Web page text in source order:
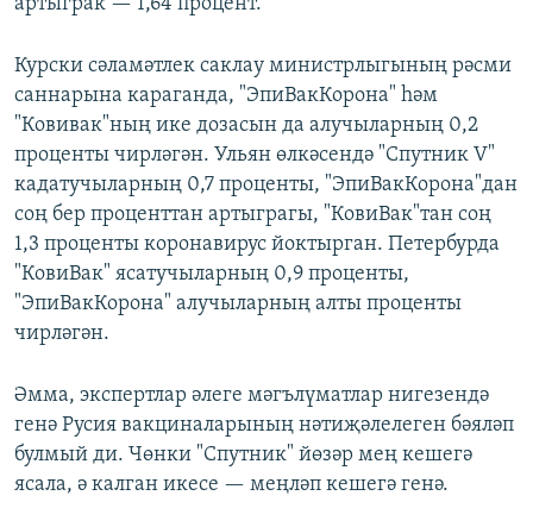
артыграк — 1,64 процент.
Курски сәламәтлек саклау министрлыгының рәсми
саннарына караганда, "ЭпиВакКорона" һәм
"Ковивак"ның ике дозасын да алучыларның 0,2
проценты чирләгән. Ульян өлкәсендә "Спутник V"
кадатучыларның 0,7 проценты, "ЭпиВакКорона"дан
соң бер проценттан артыграгы, "КовиВак"тан соң
1,3 проценты коронавирус йоктырган. Петербурда
"КовиВак" ясатучыларның 0,9 проценты,
"ЭпиВакКорона" алучыларның алты проценты
чирләгән.
Әмма, экспертлар әлеге мәгълүматлар нигезендә
генә Русия вакциналарының нәтиҗәлелеген бәяләп
булмый ди. Чөнки "Спутник" йөзәр мең кешегә
ясала, ә калган икесе — меңләп кешегә генә.